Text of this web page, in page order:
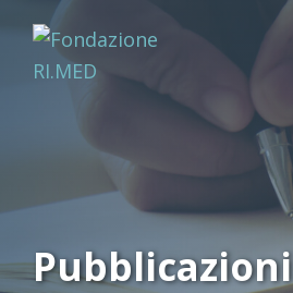
Pubblicazioni